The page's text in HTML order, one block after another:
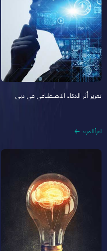
تعزيز أثر الذكاء الاصطناعي في دبي
اقرأ المزيد